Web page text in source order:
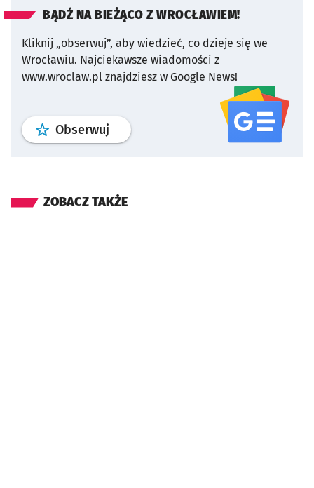
BĄDŹ NA BIEŻĄCO Z WROCŁAWIEM!
Kliknij „obserwuj”, aby wiedzieć, co dzieje się we
Wrocławiu. Najciekawsze wiadomości z
www.wroclaw.pl znajdziesz w Google News!
Obserwuj profil serwisu
ZOBACZ TAKŻE